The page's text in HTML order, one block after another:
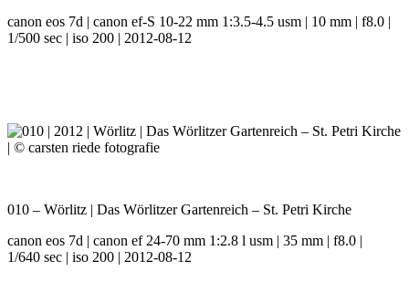
canon eos 7d | canon ef-S 10-22 mm 1:3.5-4.5 usm | 10 mm | f8.0 |
1/500 sec | iso 200 | 2012-08-12
010 – Wörlitz | Das Wörlitzer Gartenreich – St. Petri Kirche
canon eos 7d | canon ef 24-70 mm 1:2.8 l usm | 35 mm | f8.0 |
1/640 sec | iso 200 | 2012-08-12